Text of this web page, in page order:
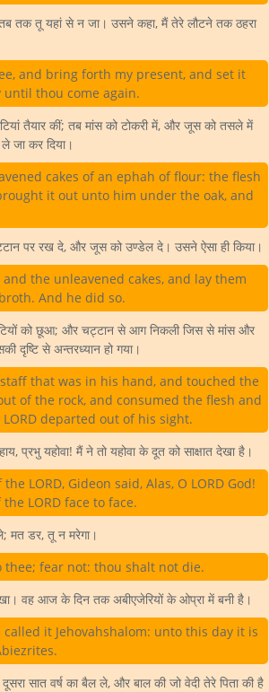
तक तू यहां से न जा। उसने कहा, मैं तेरे लौटने तक ठहरा
and bring forth my present, and set it
thou come again.
तैयार कीं; तब मांस को टोकरी में, और जूस को तसले में
कर दिया।
cakes of an ephah of flour: the flesh
it out unto him under the oak, and
पर रख दे, और जूस को उण्डेल दे। उसने ऐसा ही किया।
the unleavened cakes, and lay them
And he did so.
को छूआ; और चट्टान से आग निकली जिस से मांस और
दृष्टि से अन्तरध्यान हो गया।
that was in his hand, and touched the
of the rock, and consumed the flesh and
departed out of his sight.
प्रभु यहोवा! मैं ने तो यहोवा के दूत को साक्षात देखा है।
LORD, Gideon said, Alas, O LORD God!
LORD face to face.
मत डर, तू न मरेगा।
thee; fear not: thou shalt not die.
वह आज के दिन तक अबीएजेरियों के ओप्रा में बनी है।
it Jehovahshalom: unto this day it is
सात वर्ष का बैल ले, और बाल की जो वेदी तेरे पिता की है